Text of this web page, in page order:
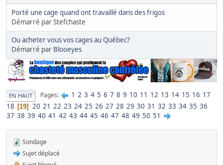
Porté une cage quand ont travaillé dans des frigos
Démarré par Stefchaste
Ou acheter vous vos cages au Québec?
Démarré par Blooeyes
EN HAUT Pages 1 2 3 4 5 6 7 8 9 10 11 12 13 14 15 16 17
18
19 20 21 22 23 24 25 26 27 28 29 30 31 32 33 34 35 36
37 38 39 40 41 42 43 44 45 46 47 48 49 50 51
Sondage
Sujet déplacé